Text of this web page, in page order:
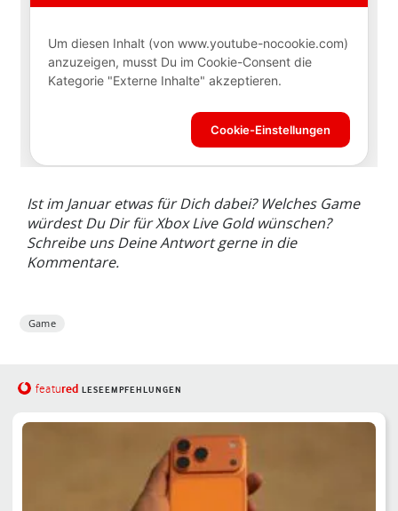
Ist im Januar etwas für Dich dabei? Welches Game
würdest Du Dir für Xbox Live Gold wünschen?
Schreibe uns Deine Antwort gerne in die
Kommentare.
Game
featured LESEEMPFEHLUNGEN